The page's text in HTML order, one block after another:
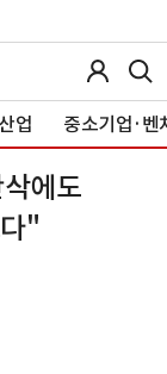
산업 중소기업·벤
에도
"